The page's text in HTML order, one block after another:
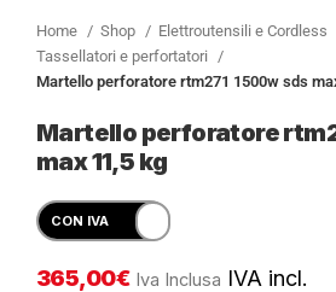
Home Shop
Elettroutensili e Cordless
Tassellatori e perfortatori
Martello perforatore rtm271 1500w sds
Martello perforatore
max 11,5 kg
365,00€ Iva Inclusa IVA incl.